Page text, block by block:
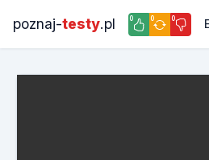
poznaj-testy.pl 0 0 0